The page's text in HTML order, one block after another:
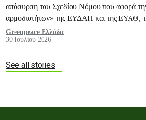
απόσυρση του Σχεδίου Νόμου που αφορά
αρμοδιοτήτων» της ΕΥΔΑΠ και της ΕΥΑΘ,
ΡΑΑΕΥ και του ΟΔΥΘ ΑΕ, και άλλες
Greenpeace Ελλάδα
30 Ιουλίου 2026
See all stories